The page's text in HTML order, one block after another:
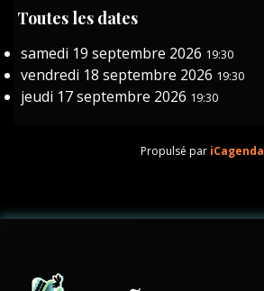
Toutes les dates
samedi 19 septembre 2026 19:30
vendredi 18 septembre 2026 19:30
jeudi 17 septembre 2026 19:30
Propulsé par iCagenda